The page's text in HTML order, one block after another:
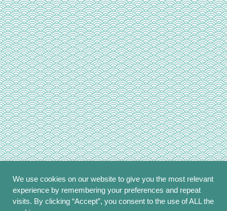
We use cookies on our website to give you the most relevant
experience by remembering your preferences and repeat
visits. By clicking “Accept”, you consent to the use of ALL the